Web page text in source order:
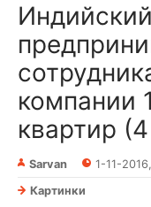
Индийский
компании
квартир
Sarvan 1-11-
Картинки